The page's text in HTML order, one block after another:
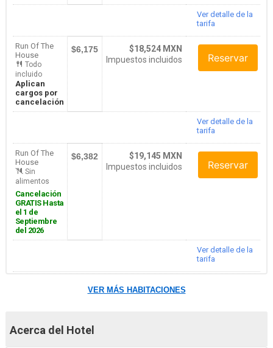
Ver detalle de la
tarifa
Run Of The
House
Todo
incluido
Aplican
cargos por
cancelación
$6,175
$18,524 MXN
Impuestos incluidos
Reservar
Ver detalle de la
tarifa
Run Of The
House
Sin
alimentos
Cancelación
GRATIS Hasta
el 1 de
Septiembre
del 2026
$6,382
$19,145 MXN
Impuestos incluidos
Reservar
Ver detalle de la
tarifa
VER MÁS HABITACIONES
Acerca del Hotel